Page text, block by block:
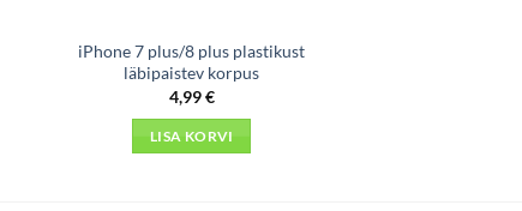
iPhone 7 plus/8 plus plastikust
läbipaistev korpus
4,99€
LISA KORVI